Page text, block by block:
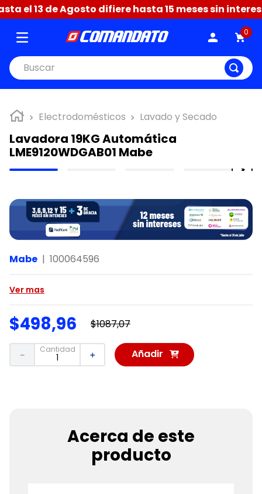
el 13 de Agosto difiere hasta 15 meses sin
0
Buscar
Electrodomésticos Lavado y Secado
Lavadora 19KG Automática
LME9120WDGAB01 Mabe
Mabe | 100064596
Ver mas
$498,96 $1087,07
Cantidad
＋
－ Añadir
al
Acerca de este
producto